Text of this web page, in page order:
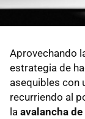
Aprovechando
estrategia de
asequibles con
recurriendo al
la avalancha